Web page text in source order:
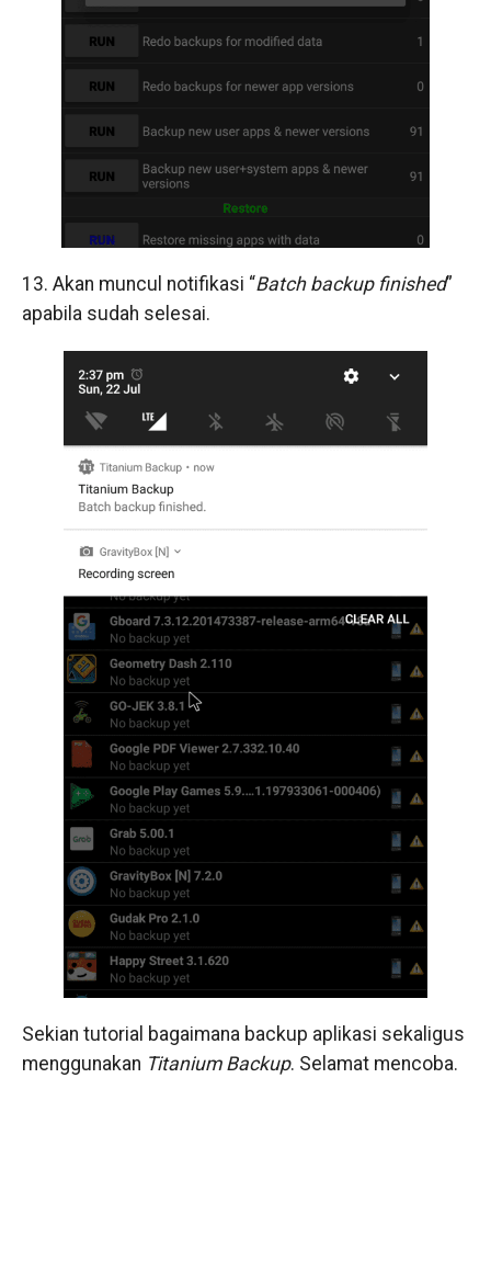
13. Akan muncul notifikasi “Batch backup finished”
apabila sudah selesai.
Sekian tutorial bagaimana backup aplikasi sekaligus
menggunakan Titanium Backup. Selamat mencoba.